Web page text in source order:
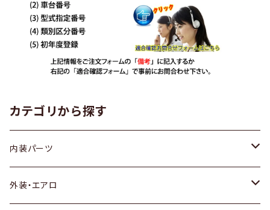
カテゴリから探す
内装パーツ
トヨタ
外装・エアロ